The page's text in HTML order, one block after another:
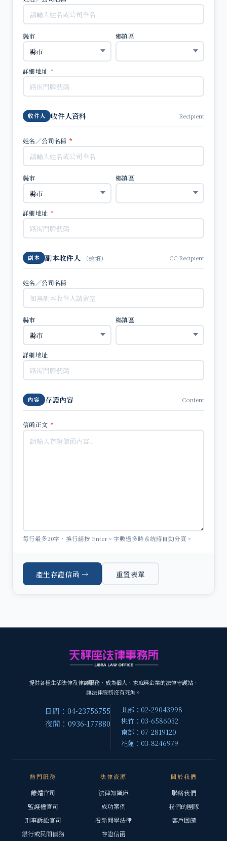
縣市 鄉鎮區
詳細地址 *
收件人 收件人資料 Recipient
姓名／公司名稱 *
縣市 鄉鎮區
詳細地址 *
副本 副本收件人 （選填） CC Recipient
姓名／公司名稱
縣市 鄉鎮區
詳細地址
內容 存證內容 Content
信函正文 *
每行最多20字，換行請按 Enter。字數過多時系統將自動分頁。
產生存證信函 → 重置表單
提供各種生活法律及律師服務，成為個人、家庭與企業的法律守護站，
讓法律服務沒有死角。
日間：04-23756755
夜間：0936-177880
北部：02-29043998
桃竹：03-6586032
南部：07-2819120
花蓮：03-8246979
熱門服務
離婚官司
監護權官司
刑事訴訟官司
銀行或民間債務
法律資源
法律知識庫
成功案例
看新聞學法律
存證信函
關於我們
聯絡我們
我們的團隊
客戶回饋